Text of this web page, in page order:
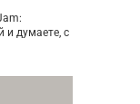
и думаете, с